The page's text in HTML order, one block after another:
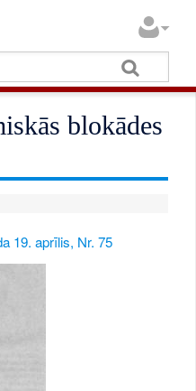
blokādes
19. aprīlis, Nr. 75